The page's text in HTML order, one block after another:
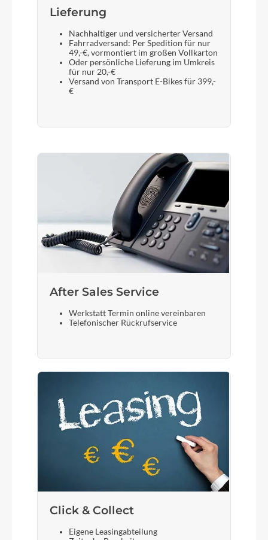
Lieferung
Nachhaltiger und versicherter Versand
Fahrradversand: Per Spedition für nur
49,-€, vormontiert im großen Vollkarton
Oder persönliche Lieferung im Umkreis
für nur 20,-€
Versand von Transport E-Bikes für 399,-
€
After Sales Service
Werkstatt Termin online vereinbaren
Telefonischer Rückrufservice
Click & Collect
Eigene Leasingabteilung